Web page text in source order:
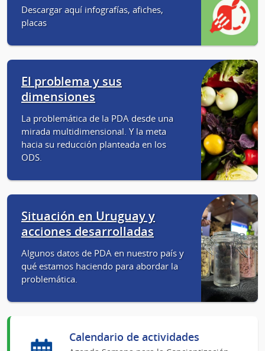
Descargar aquí infografías, afiches,
placas
El problema y sus
dimensiones
La problemática de la PDA desde una
mirada multidimensional. Y la meta
hacia su reducción planteada en los
ODS.
Situación en Uruguay y
acciones desarrolladas
Algunos datos de PDA en nuestro país y
qué estamos haciendo para abordar la
problemática.
Calendario de actividades